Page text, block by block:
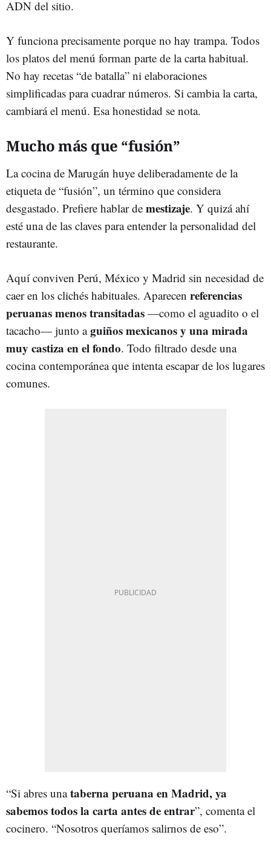
ADN del sitio.
Y funciona precisamente porque no hay trampa. Todos
los platos del menú forman parte de la carta habitual.
No hay recetas “de batalla” ni elaboraciones
simplificadas para cuadrar números. Si cambia la carta,
cambiará el menú. Esa honestidad se nota.
Mucho más que “fusión”
La cocina de Marugán huye deliberadamente de la
etiqueta de “fusión”, un término que considera
desgastado. Prefiere hablar de mestizaje. Y quizá ahí
esté una de las claves para entender la personalidad del
restaurante.
Aquí conviven Perú, México y Madrid sin necesidad de
caer en los clichés habituales. Aparecen referencias
peruanas menos transitadas —como el aguadito o el
tacacho— junto aguiños mexicanos y una mirada
muy castiza en el fondo. Todo filtrado desde una
cocina contemporánea que intenta escapar de los lugares
comunes.
“Si abres unataberna peruana en Madrid, ya
sabemos todos la carta antes de entrar”, comenta el
cocinero. “Nosotros queríamos salirnos de eso”.